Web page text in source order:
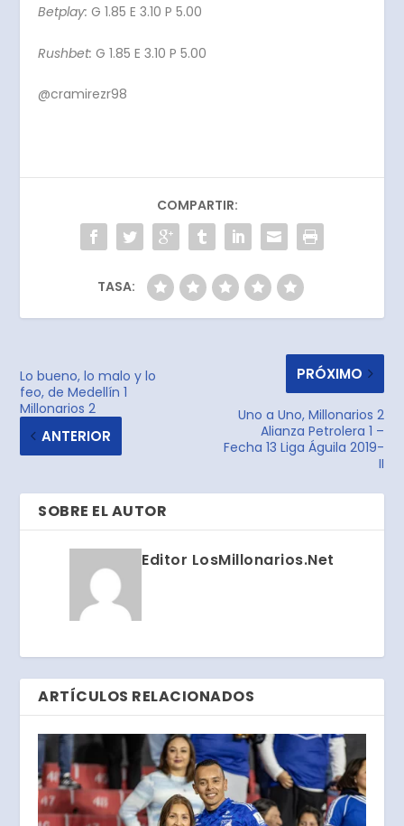
Betplay: G 1.85 E 3.10 P 5.00
Rushbet: G 1.85 E 3.10 P 5.00
@cramirezr98
COMPARTIR:
TASA:
Lo bueno, lo malo y lo
feo, de Medellín 1
Millonarios 2
ANTERIOR
PRÓXIMO
Uno a Uno, Millonarios 2
Alianza Petrolera 1 –
Fecha 13 Liga Águila 2019-
II
SOBRE EL AUTOR
Editor LosMillonarios.Net
ARTÍCULOS RELACIONADOS